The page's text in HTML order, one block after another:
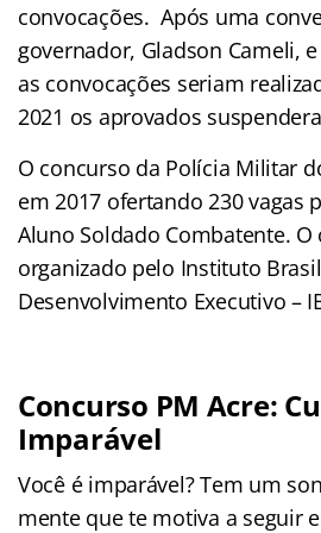
convocações. Após uma
governador, Gladson Cameli,
as convocações seriam
2021 os aprovados
O concurso da Polícia Militar
em 2017 ofertando 230 vagas
Aluno Soldado Combatente. O
organizado pelo Instituto
Desenvolvimento Executivo –
Concurso PM Acre:
Imparável
Você é imparável? Tem um
mente que te motiva a seguir